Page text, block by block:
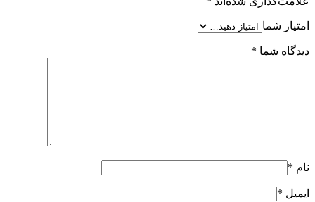
امتیاز شما
دیدگاه شما *
نام *
ایمیل *